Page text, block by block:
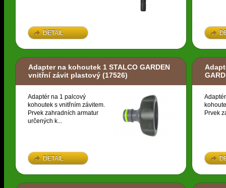
DETAIL
Adapter na kohoutek 1 STALCO GARDEN
vnitřní závit plastový (17526)
Adaptér na 1 palcový
kohoutek s vnitřním závitem.
Prvek zahradních armatur
určených k...
DETAIL
Prvek